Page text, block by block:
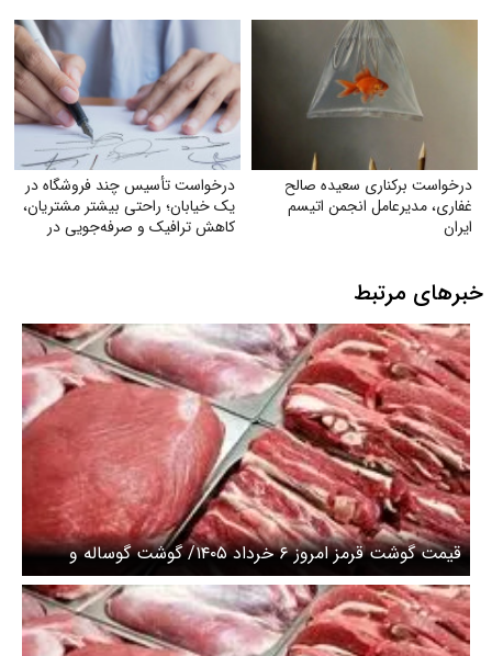
درخواست برکناری سعیده صالح
غفاری، مدیرعامل انجمن اتیسم
ایران
درخواست تأسیس چند فروشگاه در
یک خیابان؛ راحتی بیشتر مشتریان،
کاهش ترافیک و صرفه‌جویی در
خبرهای مرتبط
قیمت گوشت قرمز امروز ۶ خرداد ۱۴۰۵/ گوشت گوساله و
گوسفندی کیلویی چند؟ + جدول